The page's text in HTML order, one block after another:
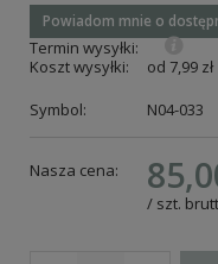
Powiadom mnie o
Termin wysyłki:
Koszt wysyłki:
od 7,99 zł
Symbol:
N04-033
Nasza cena:
/ szt.